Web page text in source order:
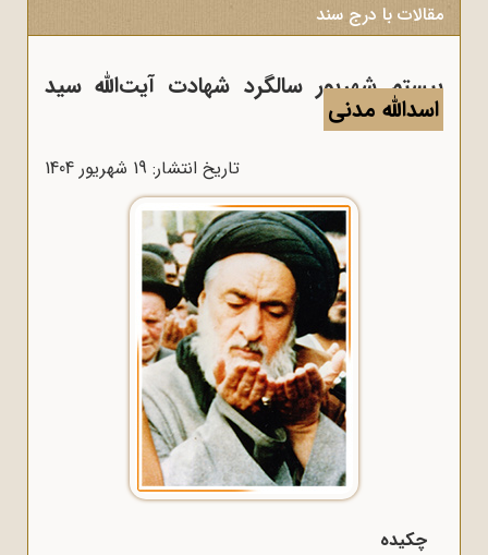
مقالات با درج سند
بیستم شهریور سالگرد شهادت آیت‌الله سید
اسدالله مدنی
تاریخ انتشار: 19 شهريور 1404
چکیده